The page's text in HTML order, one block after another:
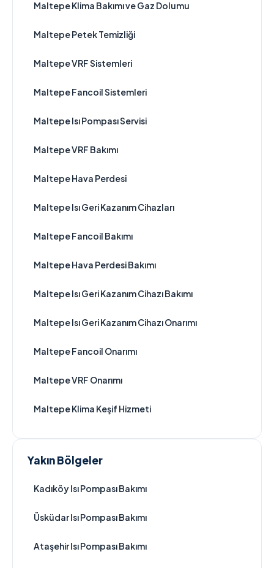
Maltepe Klima Bakımı ve Gaz Dolumu
Maltepe Petek Temizliği
Maltepe VRF Sistemleri
Maltepe Fancoil Sistemleri
Maltepe Isı Pompası Servisi
Maltepe VRF Bakımı
Maltepe Hava Perdesi
Maltepe Isı Geri Kazanım Cihazları
Maltepe Fancoil Bakımı
Maltepe Hava Perdesi Bakımı
Maltepe Isı Geri Kazanım Cihazı Bakımı
Maltepe Isı Geri Kazanım Cihazı Onarımı
Maltepe Fancoil Onarımı
Maltepe VRF Onarımı
Maltepe Klima Keşif Hizmeti
Yakın Bölgeler
Kadıköy Isı Pompası Bakımı
Üsküdar Isı Pompası Bakımı
Ataşehir Isı Pompası Bakımı